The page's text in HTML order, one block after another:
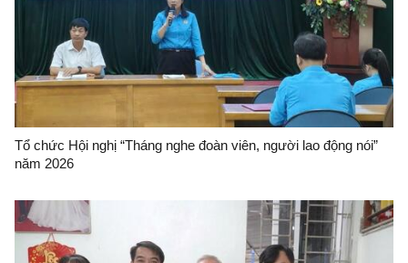
Tổ chức Hội nghị “Tháng nghe đoàn viên, người lao động nói”
năm 2026